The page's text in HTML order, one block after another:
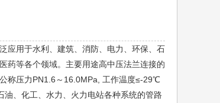
于水利、建筑、消防、电力、环保、石
、医药等各个领域。主要用途高中压法兰连接的
称压力PN1.6～16.0MPa, 工作温度≤-29℃
、化工、水力、火力电站各种系统的管路